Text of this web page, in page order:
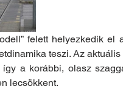
felett helyezkedik el
teszi. Az
a korábbi, olasz
lecsökkent.